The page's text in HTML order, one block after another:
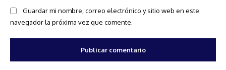
Guardar mi nombre, correo electrónico y sitio web en este
navegador la próxima vez que comente.